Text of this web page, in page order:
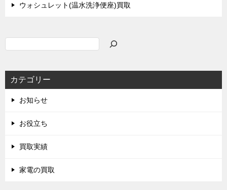
ウォシュレット(温水洗浄便座)買取
カテゴリー
お知らせ
お役立ち
買取実績
家電の買取